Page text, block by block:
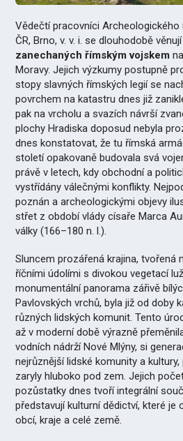
Vědečtí pracovníci Archeologického
ČR, Brno, v. v. i. se dlouhodobě věnují
zanechaných římským vojskem
Moravy. Jejich výzkumy postupně
stopy slavných římských legií se
povrchem na katastru dnes již
pak na vrcholu a svazích návrší
plochy Hradiska doposud nebyla
dnes konstatovat, že tu římská
století opakovaně budovala svá
právě v letech, kdy obchodní a
vystřídány válečnými konflikty.
poznán a archeologickými objevy
střet z období vlády císaře Marca
války (166–180 n. l.).
Sluncem prozářená krajina, tvořená
říčními údolími s divokou vegetací
monumentální panorama zářivě
Pavlovských vrchů, byla již od doby
různých lidských komunit. Tento
až v moderní době výrazně
vodních nádrží Nové Mlýny, si
nejrůznější lidské komunity a
zaryly hluboko pod zem. Jejich
pozůstatky dnes tvoří integrální
představují kulturní dědictví, které je
obcí, kraje a celé země.